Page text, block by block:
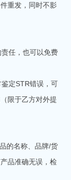
重发，同时不影
任，也可以免费
定STR错误，可
限于乙方对外提
的名称、品牌/货
品准确无误，检